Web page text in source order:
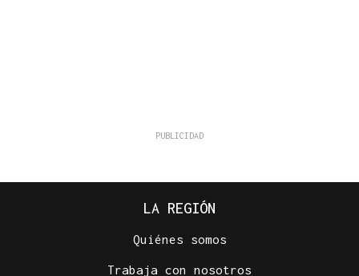
LA REGIÓN
Quiénes somos
Trabaja con nosotros